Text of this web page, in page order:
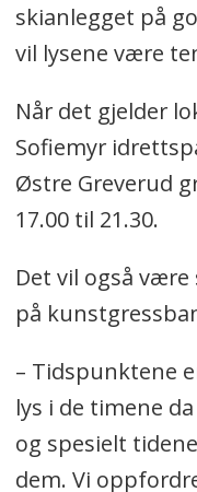
skianlegget på
vil lysene være
Når det gjelder
Sofiemyr
Østre Greverud
17.00 til 21.30.
Det vil også
på
– Tidspunktene
lys i de timene
og spesielt
dem. Vi